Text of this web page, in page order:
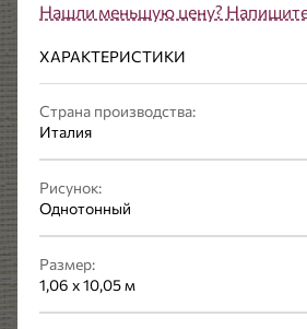
Нашли меньшую цену?
ХАРАКТЕРИСТИКИ
Страна производства:
Италия
Рисунок:
Однотонный
Размер:
1,06 x 10,05 м